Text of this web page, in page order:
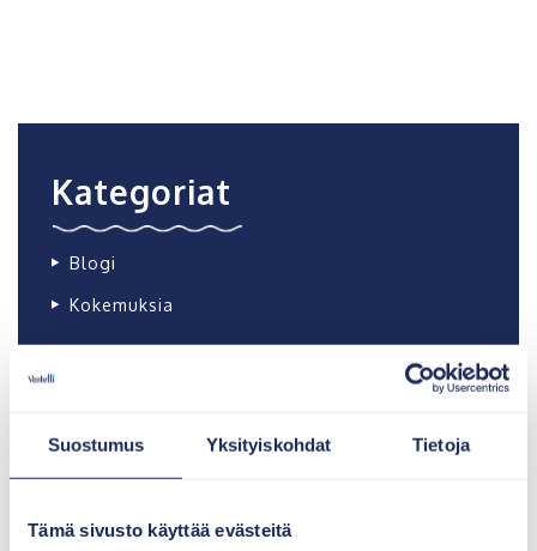
Suostumus Yksityiskohdat Tietoja
Tämä sivusto käyttää evästeitä
Kategoriat
Blogi
Kokemuksia
Vestelli Oy tiedote: Vestelli Oy ja Avalon
11.12.2024